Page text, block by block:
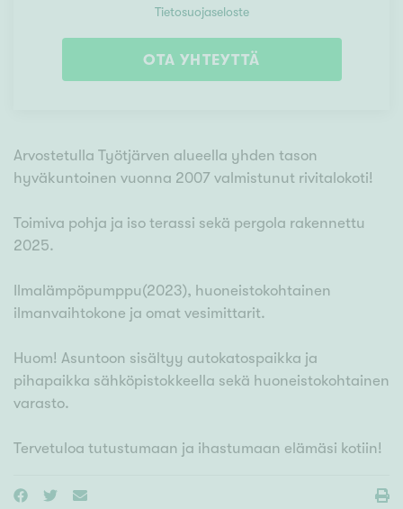
Tietosuojaseloste
OTA YHTEYTTÄ
Arvostetulla Työtjärven alueella yhden tason
hyväkuntoinen vuonna 2007 valmistunut rivitalokoti!
Toimiva pohja ja iso terassi sekä pergola rakennettu
2025.
Ilmalämpöpumppu(2023), huoneistokohtainen
ilmanvaihtokone ja omat vesimittarit.
Huom! Asuntoon sisältyy autokatospaikka ja
pihapaikka sähköpistokkeella sekä huoneistokohtainen
varasto.
Tervetuloa tutustumaan ja ihastumaan elämäsi kotiin!